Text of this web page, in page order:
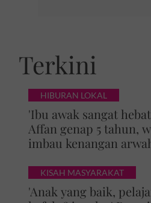
Terkini
HIBURAN LOKAL
'Ibu awak sangat
Affan genap 5 tahun,
imbau kenangan
KISAH MASYARAKAT
'Anak yang baik,